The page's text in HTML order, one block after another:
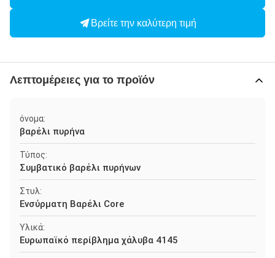
Βρείτε την καλύτερη τιμή
Λεπτομέρειες για το προϊόν
όνομα:
βαρέλι πυρήνα
Τύπος:
Συμβατικό βαρέλι πυρήνων
Στυλ:
Ενσύρματη Βαρέλι Core
Υλικά:
Ευρωπαϊκό περίβλημα χάλυβα 4145